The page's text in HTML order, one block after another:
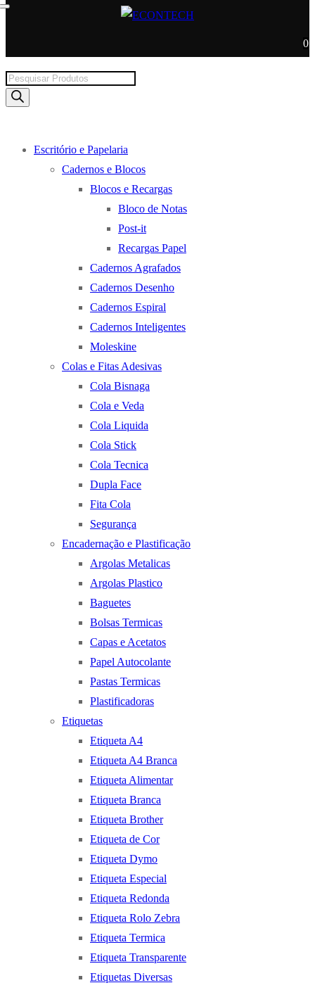
0
Products
search
Escritório e Papelaria
Cadernos e Blocos
Blocos e Recargas
Bloco de Notas
Post-it
Recargas Papel
Cadernos Agrafados
Cadernos Desenho
Cadernos Espiral
Cadernos Inteligentes
Moleskine
Colas e Fitas Adesivas
Cola Bisnaga
Cola e Veda
Cola Liquida
Cola Stick
Cola Tecnica
Dupla Face
Fita Cola
Segurança
Encadernação e Plastificação
Argolas Metalicas
Argolas Plastico
Baguetes
Bolsas Termicas
Capas e Acetatos
Papel Autocolante
Pastas Termicas
Plastificadoras
Etiquetas
Etiqueta A4
Etiqueta A4 Branca
Etiqueta Alimentar
Etiqueta Branca
Etiqueta Brother
Etiqueta de Cor
Etiqueta Dymo
Etiqueta Especial
Etiqueta Redonda
Etiqueta Rolo Zebra
Etiqueta Termica
Etiqueta Transparente
Etiquetas Diversas